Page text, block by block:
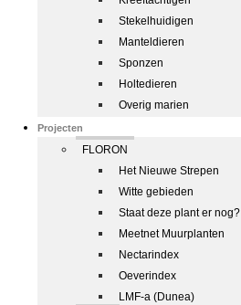
Stekelhuidigen
Manteldieren
Sponzen
Holtedieren
Overig marien
Projecten
FLORON
Het Nieuwe Strepen
Witte gebieden
Staat deze plant er nog?
Meetnet Muurplanten
Nectarindex
Oeverindex
LMF-a (Dunea)